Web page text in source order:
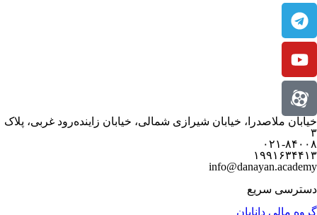
خیابان ملاصدرا، خیابان شیرازی شمالی، خیابان زاینده‌رود غربی، پلاک
۳
۰۲۱-۸۴۰۰۸
۱۹۹۱۶۳۴۴۱۳
info@danayan.academy
دسترسی سریع
گروه مالی دانایان